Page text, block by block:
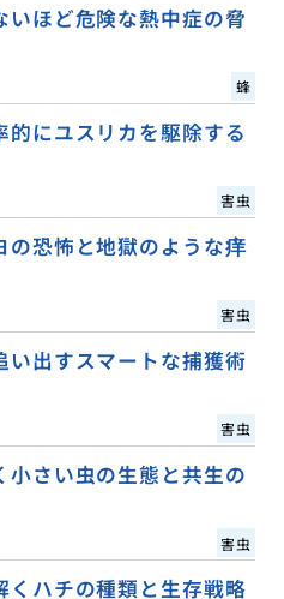
ほど危険な熱中症の脅
蜂
にユスリカを駆除する
害虫
の恐怖と地獄のような痒
害虫
い出すスマートな捕獲術
害虫
さい虫の生態と共生の
害虫
くハチの種類と生存戦略